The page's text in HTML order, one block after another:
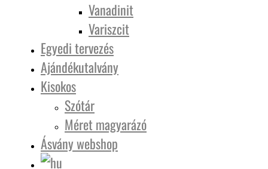
Vanadinit
Variszcit
Egyedi tervezés
Ajándékutalvány
Kisokos
Szótár
Méret magyarázó
Ásvány webshop